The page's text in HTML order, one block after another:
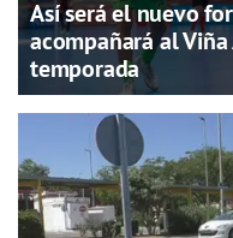
Así será el nuevo
acompañará al
temporada